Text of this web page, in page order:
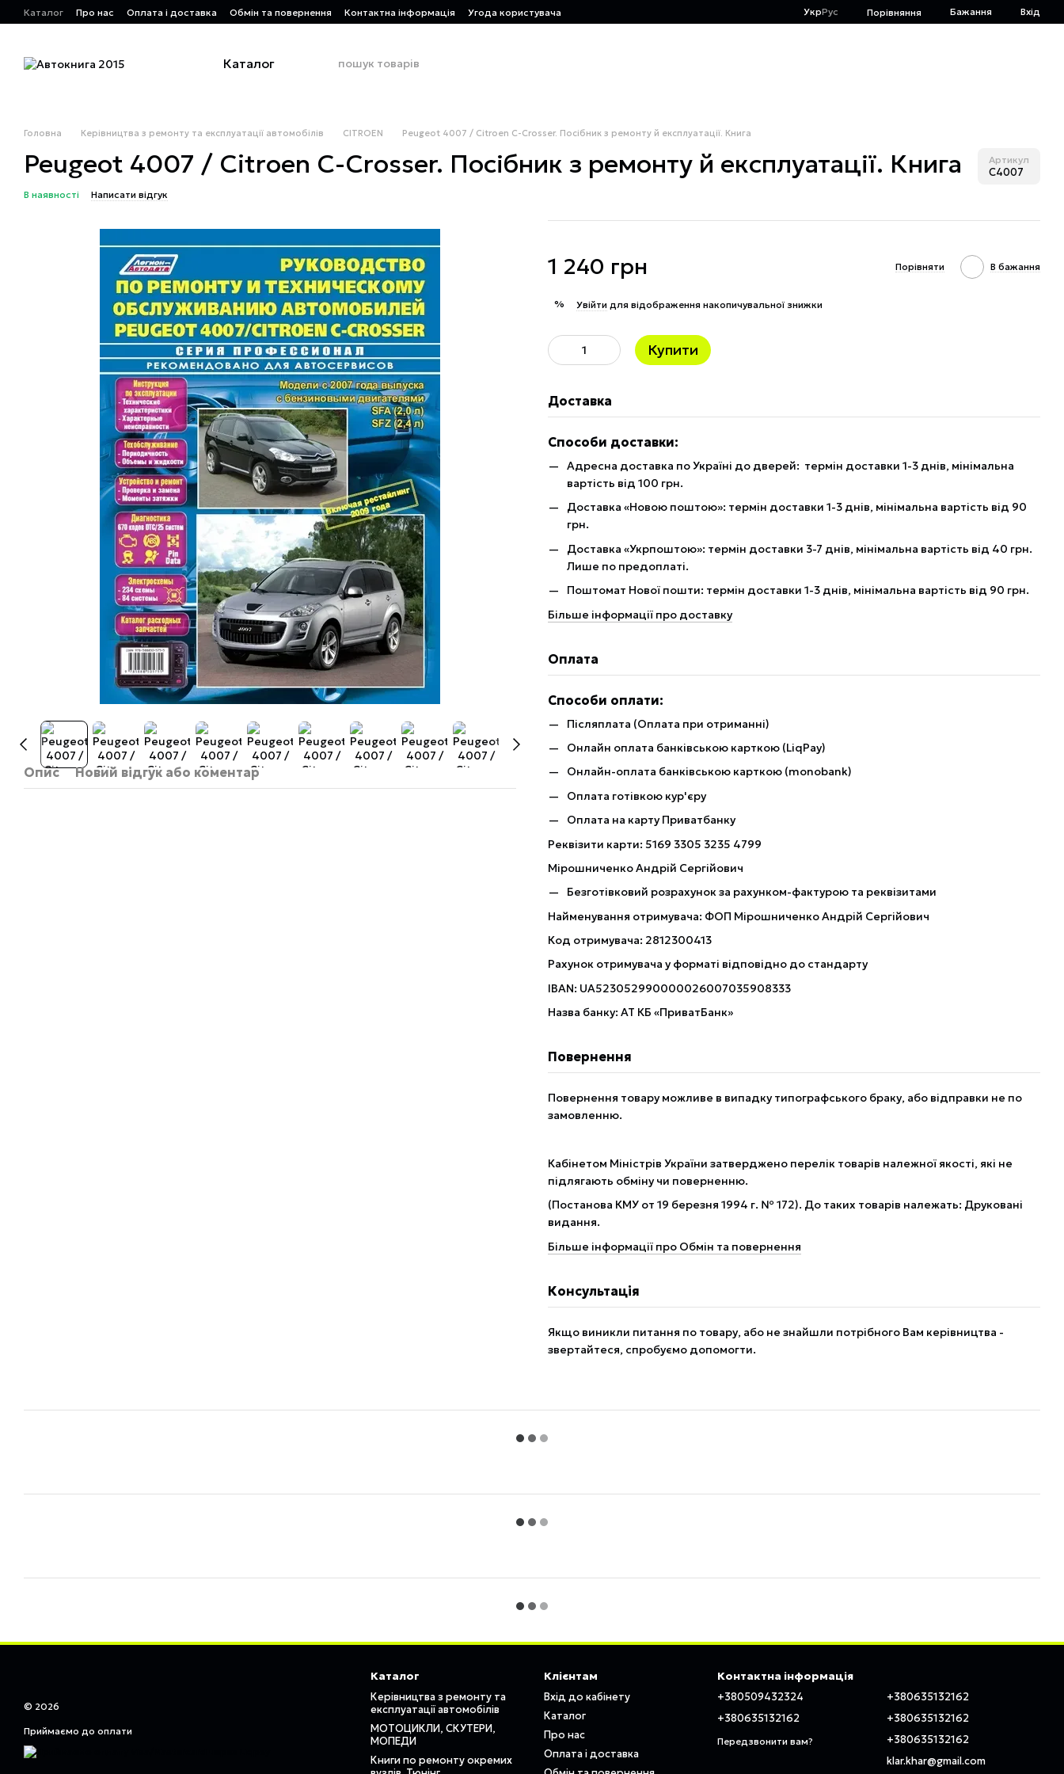
Перейти до основного контенту
Каталог Про нас Оплата і доставка Обмін та повернення Контактна інформація Угода користувача УкрРус Порівняння Бажання Вхід
Каталог
Головна Керівництва з ремонту та експлуатації автомобілів CITROЕN Peugeot 4007 / Citroen С-Сrosser. Посібник з ремонту й експлуатації. Книга
Peugeot 4007 / Citroen С-Сrosser. Посібник з ремонту й експлуатації. Книга Артикул
C4007
В наявності Написати відгук
Опис Новий відгук або коментар
1 240 грн Порівняти В бажання
% Увійти для відображення накопичувальної знижки
Купити
Доставка
Способи доставки:
Адресна доставка по Україні до дверей: термін доставки 1-3 днів, мінімальна
вартість від 100 грн.
Доставка «Новою поштою»: термін доставки 1-3 днів, мінімальна вартість від 90
грн.
Доставка «Укрпоштою»: термін доставки 3-7 днів, мінімальна вартість від 40 грн.
Лише по предоплаті.
Поштомат Нової пошти: термін доставки 1-3 днів, мінімальна вартість від 90 грн.
Більше інформації про доставку
Оплата
Способи оплати:
Післяплата (Оплата при отриманні)
Онлайн оплата банківською карткою (LiqPay)
Онлайн-оплата банківською карткою (monobank)
Оплата готівкою кур'єру
Оплата на карту Приватбанку
Реквізити карти: 5169 3305 3235 4799
Мірошниченко Андрій Сергійович
Безготівковий розрахунок за рахунком-фактурою та реквізитами
Найменування отримувача: ФОП Мірошниченко Андрій Сергійович
Код отримувача: 2812300413
Рахунок отримувача у форматі відповідно до стандарту
IBAN: UA523052990000026007035908333
Назва банку: АТ КБ «ПриватБанк»
Повернення
Повернення товару можливе в випадку типографського браку, або відправки не по
замовленню.
Кабінетом Міністрів України затверджено перелік товарів належної якості, які не
підлягають обміну чи поверненню.
(Постанова КМУ от 19 березня 1994 г. № 172). До таких товарів належать: Друковані
видання.
Більше інформації про Обмін та повернення
Консультація
Якщо виникли питання по товару, або не знайшли потрібного Вам керівництва -
звертайтеся, спробуємо допомогти.
© 2026
Приймаємо до оплати
Каталог
Керівництва з ремонту та
експлуатації автомобілів
МОТОЦИКЛИ, СКУТЕРИ,
МОПЕДИ
Книги по ремонту окремих
Клієнтам
Вхід до кабінету
Каталог
Про нас
Оплата і доставка
Контактна інформація
+380509432324
+380635132162
Передзвонити вам?
+380635132162
+380635132162
+380635132162
klar.khar@gmail.com